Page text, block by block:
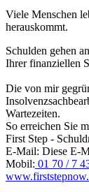
Viele Menschen
herauskommt.
Schulden gehen
Ihrer finanziellen
Die von mir
Wartezeiten.
So erreichen Sie
First Step -
E-Mail: Diese E-
Mobil: 01 70 / 7